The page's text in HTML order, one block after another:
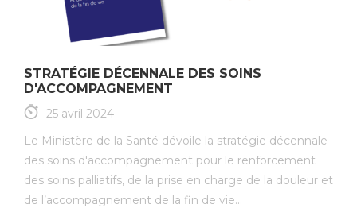
STRATÉGIE DÉCENNALE DES SOINS
D'ACCOMPAGNEMENT
25 avril 2024
Le Ministère de la Santé dévoile la stratégie décennale
des soins d'accompagnement pour le renforcement
des soins palliatifs, de la prise en charge de la douleur et
de l’accompagnement de la fin de vie...